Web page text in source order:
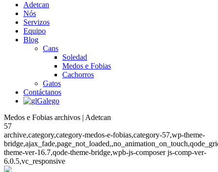
Adetcan
Nós
Servizos
Equipo
Blog
Cans
Soledad
Medos e Fobias
Cachorros
Gatos
Contáctanos
Galego
Medos e Fobias archivos | Adetcan
57
archive,category,category-medos-e-fobias,category-57,wp-theme-
theme-ver-16.7,qode-theme-bridge,wpb-js-composer js-comp-ver-
6.0.5,vc_responsive